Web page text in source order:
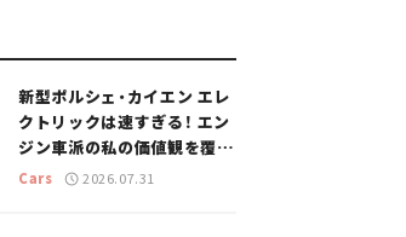
新型ポルシェ・カイエン エレ
クトリックは速すぎる！ エン
ジン車派の私の価値観を覆し
た、新しいポルシェの走り。
Cars 2026.07.31